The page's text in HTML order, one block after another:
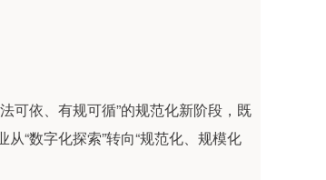
依、有规可循”的规范化新阶段，既
“数字化探索”转向“规范化、规模化